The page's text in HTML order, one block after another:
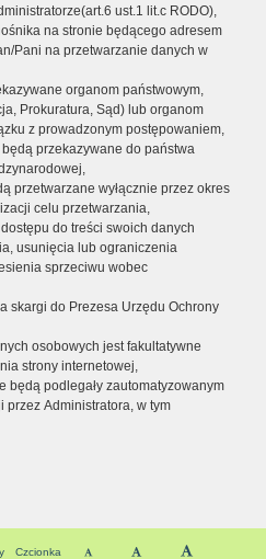
ust.1 lit.c RODO),
na stronie będącego adresem
Pani na przetwarzanie danych w
organom państwowym,
Prokuratura, Sąd) lub organom
z prowadzonym postępowaniem,
przekazywane do państwa
przetwarzane wyłącznie przez okres
celu przetwarzania,
do treści swoich danych
usunięcia lub ograniczenia
sprzeciwu wobec
skargi do Prezesa Urzędu Ochrony
osobowych jest fakultatywne
strony internetowej,
będą podlegały zautomatyzowanym
Administratora, w tym
Czcionka